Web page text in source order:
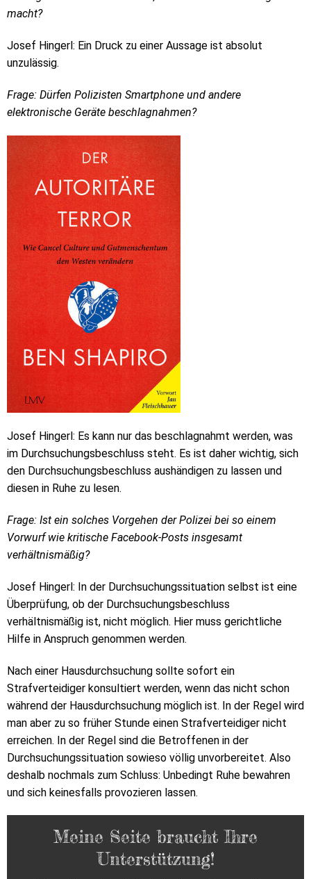
macht?
Josef Hingerl: Ein Druck zu einer Aussage ist absolut
unzulässig.
Frage: Dürfen Polizisten Smartphone und andere
elektronische Geräte beschlagnahmen?
Josef Hingerl: Es kann nur das beschlagnahmt werden, was
im Durchsuchungsbeschluss steht. Es ist daher wichtig, sich
den Durchsuchungsbeschluss aushändigen zu lassen und
diesen in Ruhe zu lesen.
Frage: Ist ein solches Vorgehen der Polizei bei so einem
Vorwurf wie kritische Facebook-Posts insgesamt
verhältnismäßig?
Josef Hingerl: In der Durchsuchungssituation selbst ist eine
Überprüfung, ob der Durchsuchungsbeschluss
verhältnismäßig ist, nicht möglich. Hier muss gerichtliche
Hilfe in Anspruch genommen werden.
Nach einer Hausdurchsuchung sollte sofort ein
Strafverteidiger konsultiert werden, wenn das nicht schon
während der Hausdurchsuchung möglich ist. In der Regel wird
man aber zu so früher Stunde einen Strafverteidiger nicht
erreichen. In der Regel sind die Betroffenen in der
Durchsuchungssituation sowieso völlig unvorbereitet. Also
deshalb nochmals zum Schluss: Unbedingt Ruhe bewahren
und sich keinesfalls provozieren lassen.
Meine Seite braucht Ihre
Unterstützung!